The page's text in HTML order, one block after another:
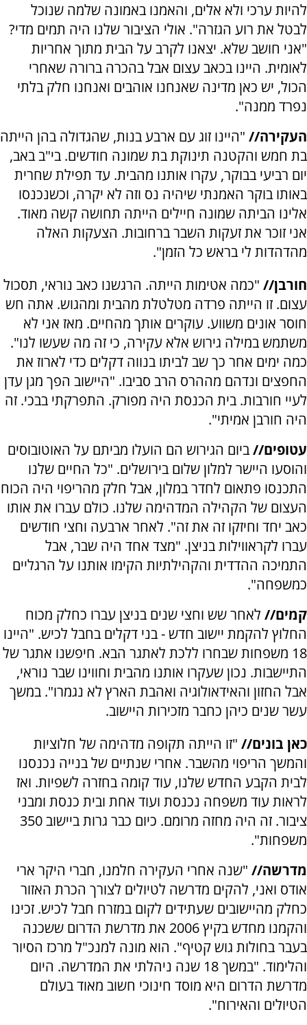
להיות ערכי ולא אלים, והאמנו באמונה שלמה שנוכל
לבטל את רוע הגזרה". אולי הציבור שלנו היה תמים מדי?
"אני חושב שלא. יצאנו לקרב על הבית מתוך אחריות
לאומית. היינו בכאב עצום אבל בהכרה ברורה שאחרי
הכול, יש כאן מדינה שאנחנו אוהבים ואנחנו חלק בלתי
נפרד ממנה".
העקירה// "היינו זוג עם ארבע בנות, שהגדולה בהן הייתה
בת חמש והקטנה תינוקת בת שמונה חודשים. בי"ב באב,
יום רביעי בבוקר, עקרו אותנו מהבית. עד תפילת שחרית
באותו בוקר האמנתי שיהיה נס וזה לא יקרה, וכשנכנסו
אלינו הביתה שמונה חיילים הייתה תחושה קשה מאוד.
אני זוכר את זעקות השבר ברחובות. הצעקות האלה
מהדהדות לי בראש כל הזמן".
חורבן// "כמה אטימות הייתה. הרגשנו כאב נוראי, תסכול
עצום. זו הייתה פרדה מטלטלת מהבית ומהגוש. אתה חש
חוסר אונים משווע. עוקרים אותך מהחיים. מאז אני לא
משתמש במילה גירוש אלא עקירה, כי זה מה שעשו לנו".
כמה ימים אחר כך שב לביתו בנווה דקלים כדי לארוז את
החפצים ונדהם מההרס הרב סביבו. "היישוב הפך מגן עדן
לעיי חורבות. בית הכנסת היה מפורק. התפרקתי בבכי. זה
היה חורבן אמיתי".
עטופים//ביום הגירוש הם הועלו מביתם על האוטובוסים
והוסעו היישר למלון שלום בירושלים. "כל החיים שלנו
התכנסו פתאום לחדר במלון, אבל חלק מהריפוי היה הכוח
העצום של הקהילה המדהימה שלנו. כולם עברו את אותו
כאב יחד וחיזקו זה את זה". לאחר ארבעה וחצי חודשים
עברו לקראווילות בניצן. "מצד אחד היה שבר, אבל
התמיכה ההדדית והקהילתיות הקימו אותנו על הרגליים
כמשפחה".
קמים// לאחר שש וחצי שנים בניצן עברו כחלק מכוח
החלוץ להקמת יישוב חדש - בני דקלים בחבל לכיש. "היינו
18 משפחות שבחרו ללכת לאתגר הבא. חיפשנו אתגר של
התיישבות. נכון שעקרו אותנו מהבית וחווינו שבר נוראי,
אבל החזון והאידאולוגיה ואהבת הארץ לא נגמרו". במשך
עשר שנים כיהן כחבר מזכירות היישוב.
כאן בונים// "זו הייתה תקופה מדהימה של חלוציות
והמשך הריפוי מהשבר. אחרי שנתיים של בנייה נכנסנו
לבית הקבע החדש שלנו, עוד קומה בחזרה לשפיות. ואז
לראות עוד משפחה נכנסת ועוד אחת ובית כנסת ומבני
ציבור. זה היה מחזה מרומם. כיום כבר גרות ביישוב 350
משפחות".
מדרשה// "שנה אחרי העקירה חלמנו, חברי היקר ארי
אודס ואני, להקים מדרשה לטיולים לצורך הכרת האזור
כחלק מהיישובים שעתידים לקום במזרח חבל לכיש. זכינו
והקמנו מחדש בקיץ 2006 את מדרשת הדרום ששכנה
בעבר בחולות גוש קטיף". הוא מונה למנכ"ל מרכז הסיור
והלימוד. "במשך 18 שנה ניהלתי את המדרשה. היום
מדרשת הדרום היא מוסד חינוכי חשוב מאוד בעולם
הטיולים והאירוח".